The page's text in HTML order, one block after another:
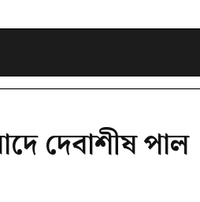
দেবাশীষ পাল